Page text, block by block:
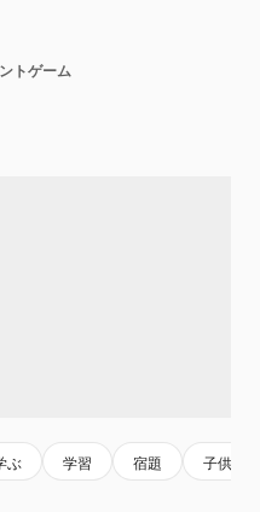
トゲーム
ぶ 学習 宿題 子供